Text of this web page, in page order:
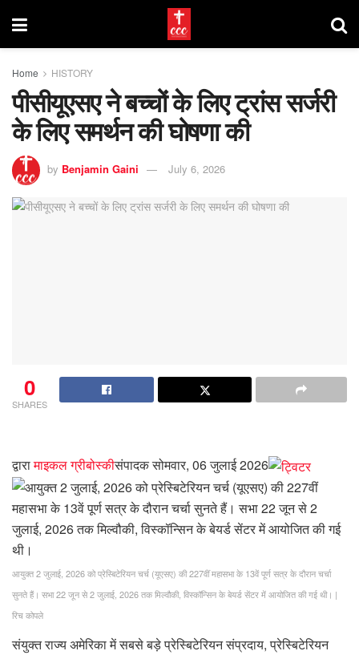
Home HISTORY
पीसीयूएसए ने बच्चों के लिए ट्रांस सर्जरी
के लिए समर्थन की घोषणा की
by Benjamin Gaini July 6, 2026
0
SHARES
द्वारामाइकल ग्रीबोस्कीसंपादकसोमवार, 06 जुलाई 2026
आयुक्त 2 जुलाई, 2026 को प्रेस्बिटेरियन चर्च (यूएसए) की 227वीं महासभा के 13वें पूर्ण सत्र के दौरान चर्चा
सुनते हैं। सभा 22 जून से 2 जुलाई, 2026 तक मिल्वौकी, विस्कॉन्सिन के बेयर्ड सेंटर में आयोजित की गई थी। |
रिच कोपले
संयुक्त राज्य अमेरिका में सबसे बड़े प्रेस्बिटेरियन संप्रदाय, प्रेस्बिटेरियन